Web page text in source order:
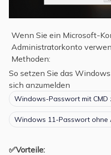
Wenn Sie ein Microsoft-
Administratorkonto
Methoden:
So setzen Sie das
sich anzumelden
Windows-Passwort mit CMD
Windows 11-Passwort ohne
✅Vorteile: